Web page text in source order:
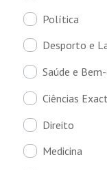
Política
Desporto e
Saúde e
Ciências
Direito
Medicina